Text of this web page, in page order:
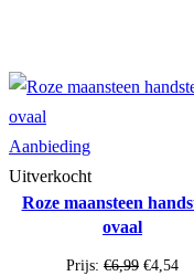
AanbiedingProduct
in
de
uitverkoop
Uitverkocht
Roze maansteen
ovaal
Prijs: €6,99 €4,54